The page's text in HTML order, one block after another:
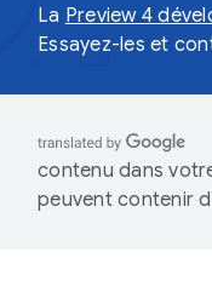
La Preview 4
Essayez-les et
contenu dans
peuvent contenir